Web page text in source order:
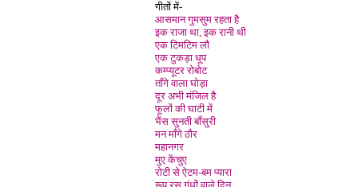
गीतों में-
आसमान गुमसुम रहता है
इक राजा था, इक रानी थी
एक टिमटिम लौ
एक टुकड़ा धूप
कम्प्यूटर रोबोट
ताँगे वाला घोड़ा
दूर अभी मंजिल है
फूलों की घाटी मे
भैंस सुनती बाँसुरी
मन माँगे ठौर
महानगर
मुए केंचुए
रोटी से ऐटम-बम प्यारा